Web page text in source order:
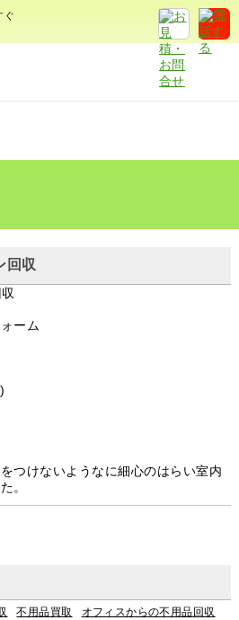
収
ーム
つけないようなに細心のはらい室内
。
不用品買取
オフィスからの不用品回収